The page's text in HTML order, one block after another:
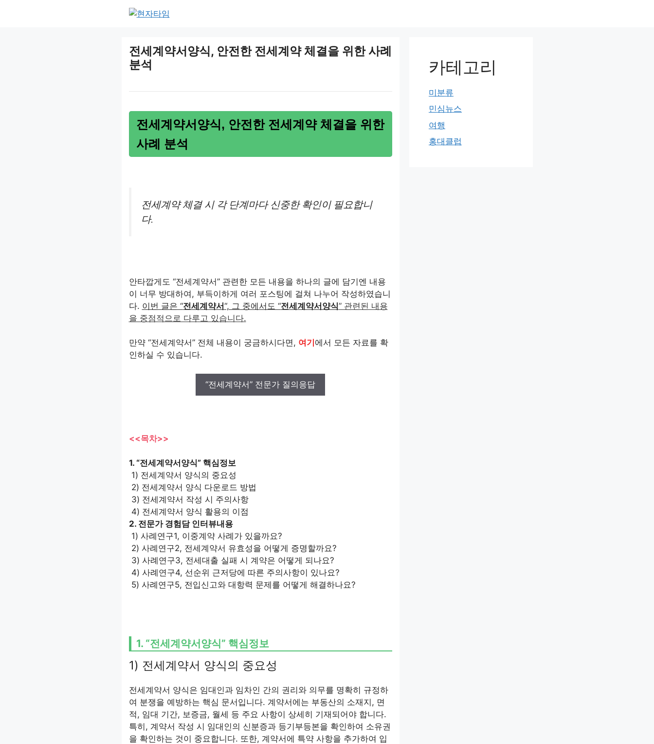
전세계약서양식, 안전한 전세계약 체결을 위한 사례
분석
전세계약서양식, 안전한 전세계약 체결을 위한
사례 분석
전세계약 체결 시 각 단계마다 신중한 확인이 필요합니
다.
안타깝게도 “전세계약서” 관련한 모든 내용을 하나의 글에 담기엔 내용
이 너무 방대하여, 부득이하게 여러 포스팅에 걸쳐 나누어 작성하였습니
다. 이번 글은 “전세계약서“, 그 중에서도 “전세계약서양식” 관련된 내용
을 중점적으로 다루고 있습니다.
만약 “전세계약서” 전체 내용이 궁금하시다면, 여기 에서 모든 자료를 확
인하실 수 있습니다.
“전세계약서” 전문가 질의응답
<<목차>>
1. “전세계약서양식” 핵심정보
1) 전세계약서 양식의 중요성
2) 전세계약서 양식 다운로드 방법
3) 전세계약서 작성 시 주의사항
4) 전세계약서 양식 활용의 이점
2. 전문가 경험담 인터뷰내용
1) 사례연구1, 이중계약 사례가 있을까요?
2) 사례연구2, 전세계약서 유효성을 어떻게 증명할까요?
3) 사례연구3, 전세대출 실패 시 계약은 어떻게 되나요?
4) 사례연구4, 선순위 근저당에 따른 주의사항이 있나요?
5) 사례연구5, 전입신고와 대항력 문제를 어떻게 해결하나요?
1. “전세계약서양식” 핵심정보
1) 전세계약서 양식의 중요성
전세계약서 양식은 임대인과 임차인 간의 권리와 의무를 명확히 규정하
여 분쟁을 예방하는 핵심 문서입니다. 계약서에는 부동산의 소재지, 면
적, 임대 기간, 보증금, 월세 등 주요 사항이 상세히 기재되어야 합니다.
특히, 계약서 작성 시 임대인의 신분증과 등기부등본을 확인하여 소유권
을 확인하는 것이 중요합니다. 또한, 계약서에 특약 사항을 추가하여 입
카테고리
미분류
민심뉴스
여행
홍대클럽